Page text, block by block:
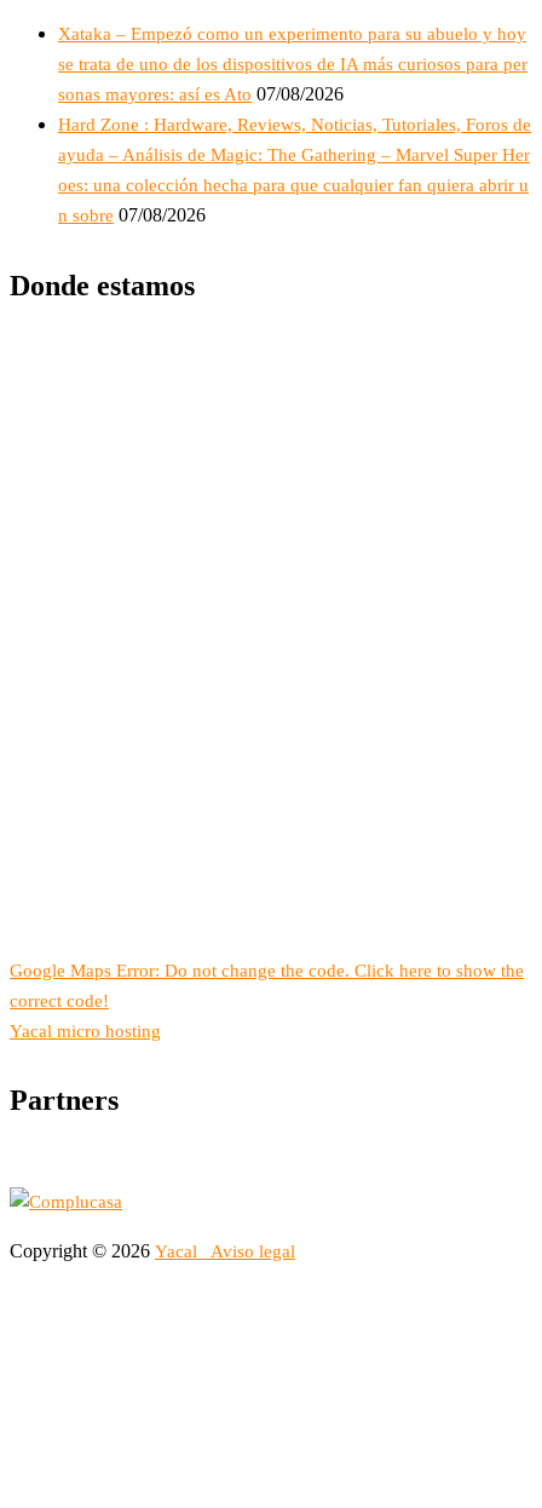
Xataka – Empezó como un experimento para su abuelo y hoy
se trata de uno de los dispositivos de IA más curiosos para per
sonas mayores: así es Ato 07/08/2026
Hard Zone : Hardware, Reviews, Noticias, Tutoriales, Foros de
ayuda – Análisis de Magic: The Gathering – Marvel Super Her
oes: una colección hecha para que cualquier fan quiera abrir u
n sobre 07/08/2026
Donde estamos
Google Maps Error: Do not change the code. Click here to show the
correct code!
Yacal micro hosting
Partners
Copyright © 2026 Yacal Aviso legal